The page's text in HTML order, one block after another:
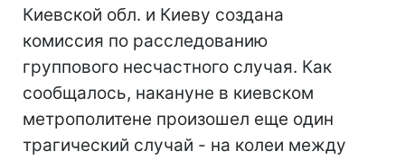
Киевской обл. и Киеву создана
комиссия по расследованию
группового несчастного случая. Как
сообщалось, накануне в киевском
метрополитене произошел еще один
трагический случай - на колеи между